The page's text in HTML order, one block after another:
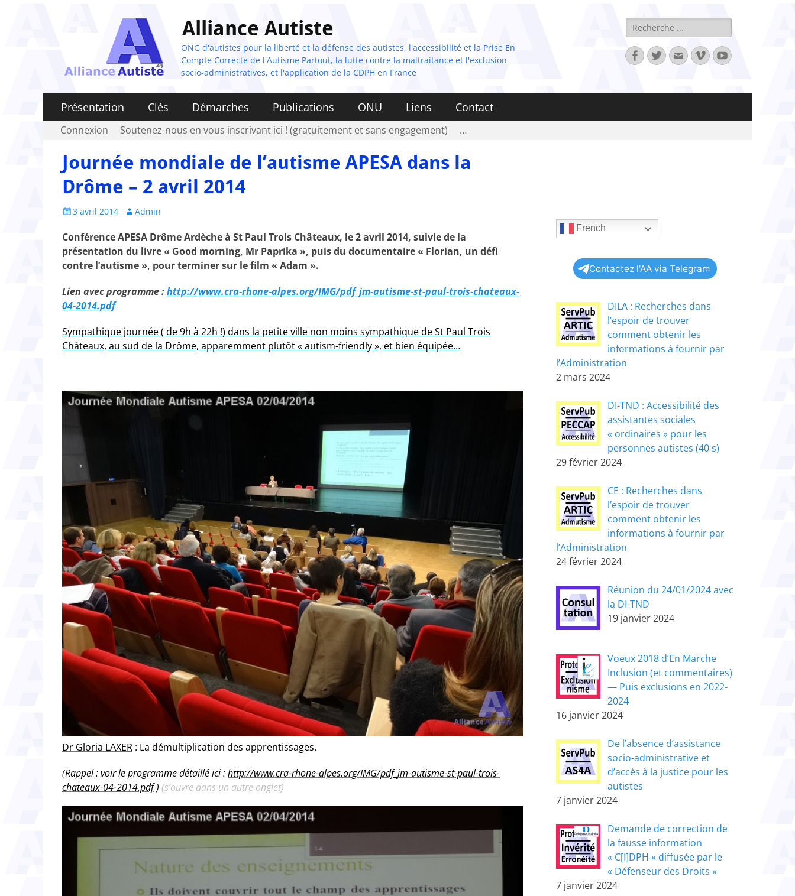
Alliance Autiste
ONG d'autistes pour la liberté et la défense des autistes, l'accessibilité et la Prise En
Compte Correcte de l'Autisme Partout, la lutte contre la maltraitance et l'exclusion
socio-administratives, et l'application de la CDPH en France
Rechercher :
Facebook
TwitterAdresse
de
VimeoYouTube
Menu
principal
Aller
contenu
Présentation Clés Démarches Publications ONU Liens Contact
Menu
secondaire
Aller
contenu
Connexion Soutenez-nous en vous inscrivant ici ! (gratuitement et sans engagement) …
Journée mondiale de l’autisme APESA dans la
Drôme – 2 avril 2014
Posted
3 avril 2014 Author
Admin
Conférence APESA Drôme Ardèche à St Paul Trois Châteaux, le 2 avril 2014, suivie de la
présentation du livre « Good morning, Mr Paprika », puis du documentaire « Florian, un défi
contre l’autisme », pour terminer sur le film « Adam ».
Lien avec programme :http://www.cra-rhone-alpes.org/IMG/pdf_jm-autisme-st-paul-trois-chateaux-
04-2014.pdf
Sympathique journée ( de 9h à 22h !) dans la petite ville non moins sympathique de St Paul Trois
Châteaux, au sud de la Drôme, apparemment plutôt « autism-friendly », et bien équipée…
Dr Gloria LAXER : La démultiplication des apprentissages.
(Rappel : voir le programme détaillé ici :http://www.cra-rhone-alpes.org/IMG/pdf_jm-autisme-st-paul-trois-
chateaux-04-2014.pdf) (s’ouvre dans un autre onglet)
French
Contactez l'AA via Telegram
DILA : Recherches dans
l’espoir de trouver
comment obtenir les
informations à fournir par
l’Administration
2 mars 2024
DI-TND : Accessibilité des
assistantes sociales
« ordinaires » pour les
personnes autistes (40 s)
29 février 2024
CE : Recherches dans
l’espoir de trouver
comment obtenir les
informations à fournir par
l’Administration
24 février 2024
Réunion du 24/01/2024 avec
la DI-TND
19 janvier 2024
Voeux 2018 d’En Marche
Inclusion (et commentaires)
— Puis exclusions en 2022-
2024
16 janvier 2024
De l’absence d’assistance
socio-administrative et
d’accès à la justice pour les
autistes
7 janvier 2024
Demande de correction de
la fausse information
« C[I]DPH » diffusée par le
« Défenseur des Droits »
7 janvier 2024